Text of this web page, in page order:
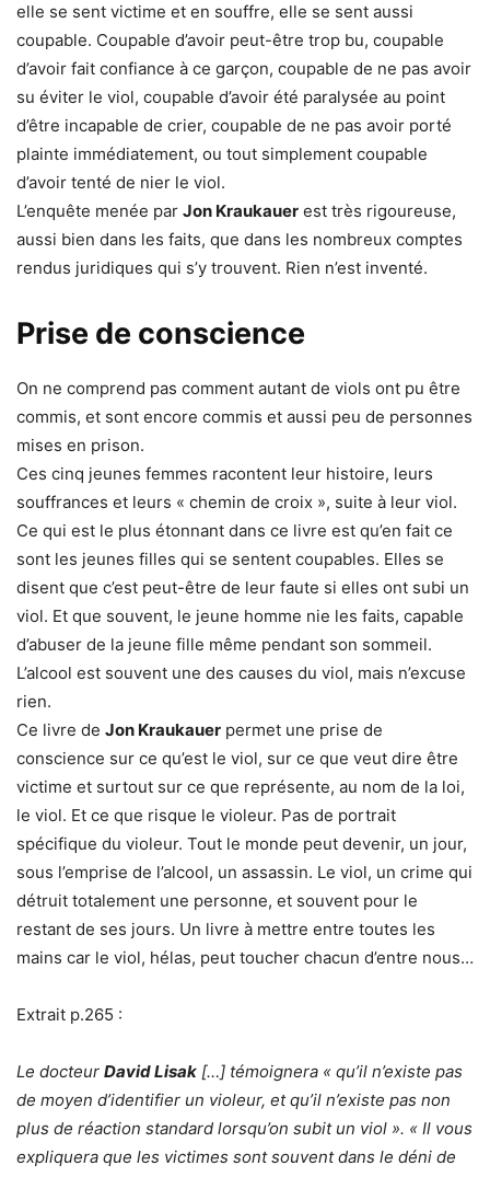
elle se sent victime et en souffre, elle se sent aussi
coupable. Coupable d’avoir peut-être trop bu, coupable
d’avoir fait confiance à ce garçon, coupable de ne pas avoir
su éviter le viol, coupable d’avoir été paralysée au point
d’être incapable de crier, coupable de ne pas avoir porté
plainte immédiatement, ou tout simplement coupable
d’avoir tenté de nier le viol.
L’enquête menée par Jon Kraukauer est très rigoureuse,
aussi bien dans les faits, que dans les nombreux comptes
rendus juridiques qui s’y trouvent. Rien n’est inventé.
Prise de conscience
On ne comprend pas comment autant de viols ont pu être
commis, et sont encore commis et aussi peu de personnes
mises en prison.
Ces cinq jeunes femmes racontent leur histoire, leurs
souffrances et leurs « chemin de croix », suite à leur viol.
Ce qui est le plus étonnant dans ce livre est qu’en fait ce
sont les jeunes filles qui se sentent coupables. Elles se
disent que c’est peut-être de leur faute si elles ont subi un
viol. Et que souvent, le jeune homme nie les faits, capable
d’abuser de la jeune fille même pendant son sommeil.
L’alcool est souvent une des causes du viol, mais n’excuse
rien.
Ce livre de Jon Kraukauer permet une prise de
conscience sur ce qu’est le viol, sur ce que veut dire être
victime et surtout sur ce que représente, au nom de la loi,
le viol. Et ce que risque le violeur. Pas de portrait
spécifique du violeur. Tout le monde peut devenir, un jour,
sous l’emprise de l’alcool, un assassin. Le viol, un crime qui
détruit totalement une personne, et souvent pour le
restant de ses jours. Un livre à mettre entre toutes les
mains car le viol, hélas, peut toucher chacun d’entre nous…
Extrait p.265 :
Le docteur David Lisak […] témoignera « qu’il n’existe pas
de moyen d’identifier un violeur, et qu’il n’existe pas non
plus de réaction standard lorsqu’on subit un viol ». « Il vous
expliquera que les victimes sont souvent dans le déni de